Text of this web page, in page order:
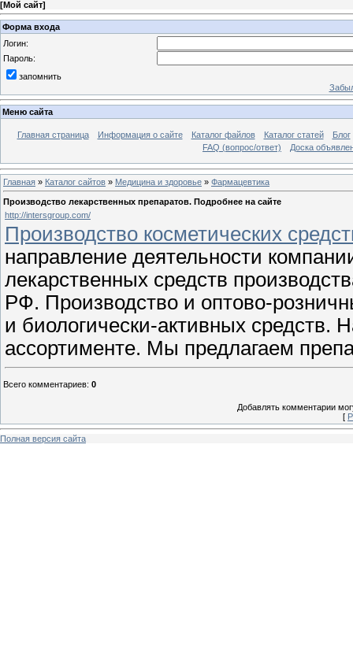
[Мой сайт]
Форма входа
Логин:
Пароль:
запомнить
Меню сайта
Главная страница Информация о сайте Каталог файлов Каталог статей
Блог
FAQ (вопрос/ответ)
Доска
Главная » Каталог сайтов » Медицина и здоровье » Фармацевтика
Производство лекарственных препаратов. Подробнее на сайте
http://intersgroup.com/
Производство косметических
направление деятельности
лекарственных средств
РФ. Производство и оптово-
и биологически-активных средств.
ассортименте. Мы предлагаем
Всего комментариев: 0
Добавлять комментарии
[
Полная версия сайта